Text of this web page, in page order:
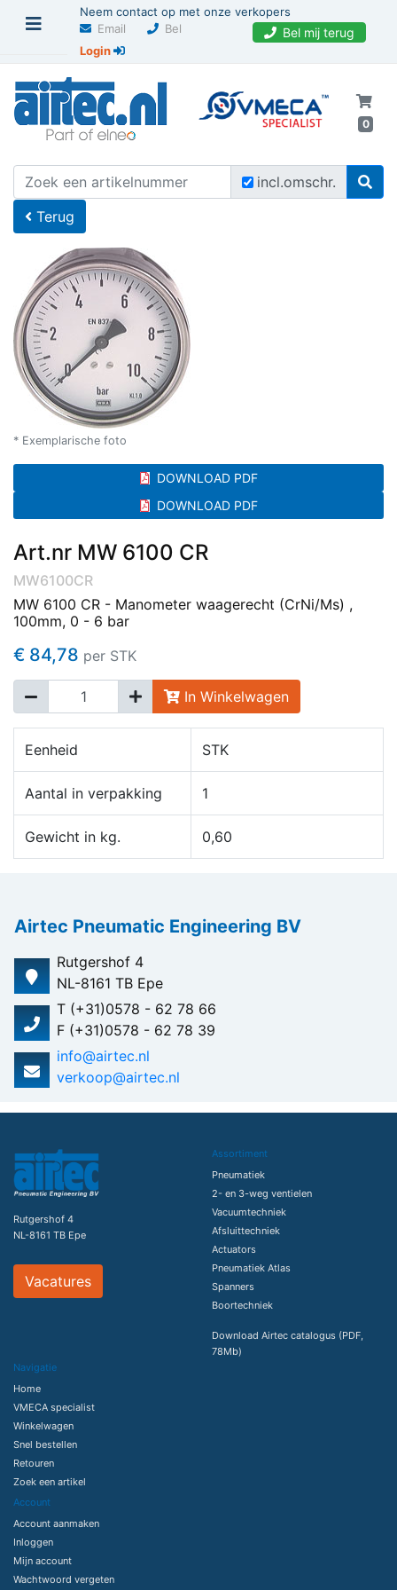
Neem contact op met onze verkopers
Email
Bel Bel mij terug
Login
0
incl.omschr.
U bevindt zich hier Home
Terug
* Exemplarische foto
DOWNLOAD PDF
DOWNLOAD PDF
Art.nr MW 6100 CR
MW6100CR
MW 6100 CR - Manometer waagerecht (CrNi/Ms) ,
100mm, 0 - 6 bar
€ 84,78 per STK
In Winkelwagen
Eenheid STK
Aantal in verpakking 1
Gewicht in kg. 0,60
Airtec Pneumatic Engineering BV
Rutgershof 4
NL-8161 TB Epe
T (+31)0578 - 62 78 66
F (+31)0578 - 62 78 39
info@airtec.nl
verkoop@airtec.nl
Rutgershof 4
NL-8161 TB Epe
Vacatures
Assortiment
Pneumatiek
2- en 3-weg ventielen
Vacuumtechniek
Afsluittechniek
Actuators
Pneumatiek Atlas
Spanners
Boortechniek
Download Airtec catalogus (PDF,
78Mb)
Navigatie
Home
VMECA specialist
Winkelwagen
Snel bestellen
Retouren
Zoek een artikel
Account
Account aanmaken
Inloggen
Mijn account
Wachtwoord vergeten